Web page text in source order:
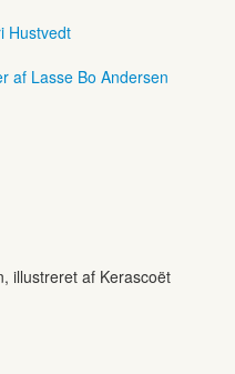
Hustvedt
af Lasse Bo Andersen
illustreret af Kerascoët